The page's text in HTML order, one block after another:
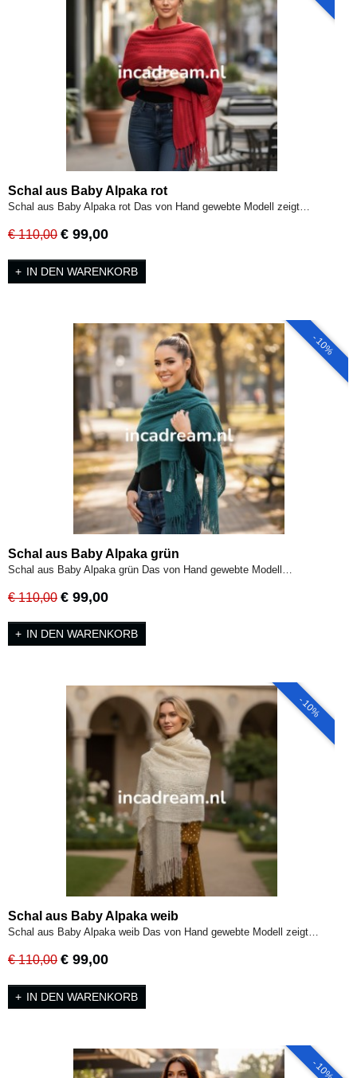
Schal aus Baby Alpaka rot
Schal aus Baby Alpaka rot Das von Hand gewebte Modell zeigt…
€ 110,00 € 99,00
IN DEN WARENKORB
- 10%
Schal aus Baby Alpaka grün
Schal aus Baby Alpaka grün Das von Hand gewebte Modell…
€ 110,00 € 99,00
IN DEN WARENKORB
- 10%
Schal aus Baby Alpaka weib
Schal aus Baby Alpaka weib Das von Hand gewebte Modell zeigt…
€ 110,00 € 99,00
IN DEN WARENKORB
- 10%